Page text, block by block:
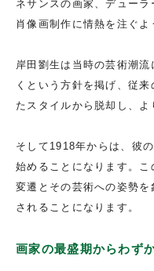
ネサンスの画家、デューラ
肖像画制作に情熱を注ぐよ
岸田劉生は当時の芸術潮
くという方針を掲げ、従
たスタイルから脱却し、よ
そして1918年からは、彼
始めることになります。
変遷とその芸術への姿勢
されることになります。
画家の最盛期からわず